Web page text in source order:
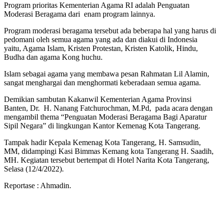
Program prioritas Kementerian Agama RI adalah Penguatan
Moderasi Beragama dari enam program lainnya.
Program moderasi beragama tersebut ada beberapa hal yang harus di
pedomani oleh semua agama yang ada dan diakui di Indonesia
yaitu, Agama Islam, Kristen Protestan, Kristen Katolik, Hindu,
Budha dan agama Kong huchu.
Islam sebagai agama yang membawa pesan Rahmatan Lil Alamin,
sangat menghargai dan menghormati keberadaan semua agama.
Demikian sambutan Kakanwil Kementerian Agama Provinsi
Banten, Dr. H. Nanang Fatchurochman, M.Pd, pada acara dengan
mengambil thema “Penguatan Moderasi Beragama Bagi Aparatur
Sipil Negara” di lingkungan Kantor Kemenag Kota Tangerang.
Tampak hadir Kepala Kemenag Kota Tangerang, H. Samsudin,
MM, didampingi Kasi Bimmas Kemang kota Tangerang H. Saadih,
MH. Kegiatan tersebut bertempat di Hotel Narita Kota Tangerang,
Selasa (12/4/2022).
Reportase : Ahmadin.